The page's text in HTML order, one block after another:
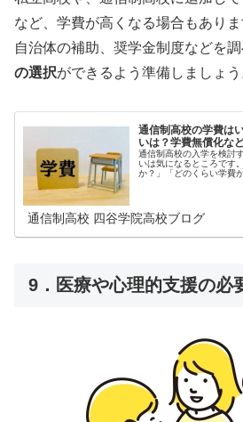
など、学費が高くなる場合もあり
自治体の補助、奨学金制度などを調
の選択ができるよう準備しましょう
通信制高校の学費は
いは？学費無償化な
通信制高校の入学を検討
いは気になるところです
か？」「どのくらい学費
通信制高校 四谷学院高校ブログ
9．医療や心理的支援の必